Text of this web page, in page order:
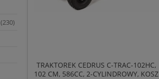
(230)
TRAKTOREK CEDRUS C-TRAC-102HC,
102 CM, 586CC, 2-CYLINDROWY, KOSZ